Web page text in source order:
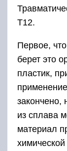
Т12.
Первое,
берет это
пластик,
закончено,
из сплава
материал